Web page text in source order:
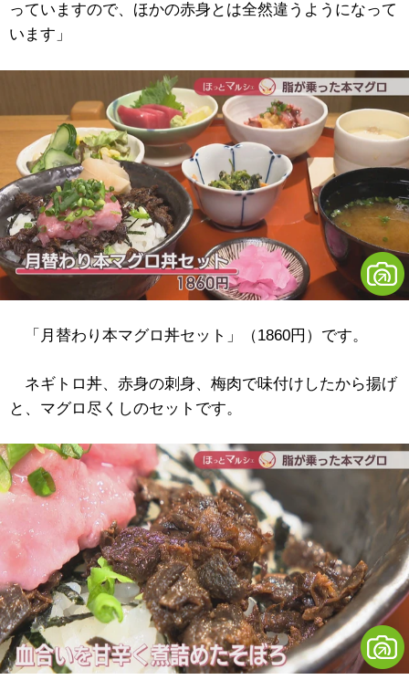
っていますので、ほかの赤身とは全然違うようになって
います」
「月替わり本マグロ丼セット」（1860円）です。
ネギトロ丼、赤身の刺身、梅肉で味付けしたから揚げ
と、マグロ尽くしのセットです。